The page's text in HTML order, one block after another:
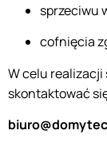
sprzeciwu
cofnięcia
W celu
skontaktować